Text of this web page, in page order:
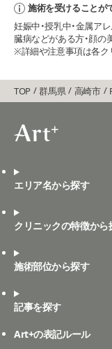
施術を受けることが
妊娠中・授乳中・金属ア
臓病などがある方・顔
※詳細や注意事項は各ク
TOP 群馬県 高崎市
エリア名から探す
クリニックの特徴から
施術部位から探す
記事を探す
Art+の表記ルール